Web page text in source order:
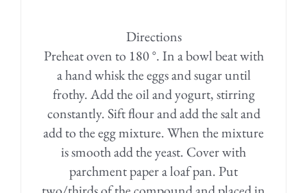
Directions
Preheat oven to 180 °. In a bowl beat with
a hand whisk the eggs and sugar until
frothy. Add the oil and yogurt, stirring
constantly. Sift flour and add the salt and
add to the egg mixture. When the mixture
is smooth add the yeast. Cover with
parchment paper a loaf pan. Put